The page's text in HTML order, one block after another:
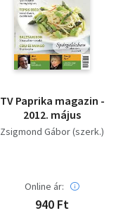
TV Paprika magazin -
2012. május
Zsigmond Gábor (szerk.)
Online ár:
940 Ft